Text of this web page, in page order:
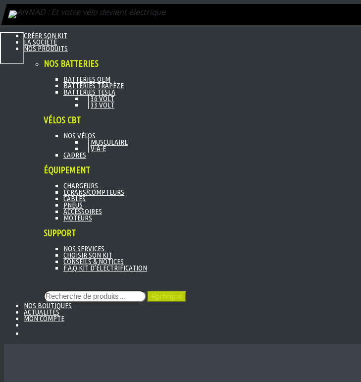
Menu
CRÉER SON KIT
LA SOCIÉTÉ
NOS PRODUITS
NOS BATTERIES
BATTERIES OEM
BATTERIES TRAPÈZE
BATTERIES TESLA
36 VOLT
33 VOLT
VÉLOS CBT
NOS VÉLOS
MUSCULAIRE
V-A-E
CADRES
ÉQUIPEMENT
CHARGEURS
ÉCRANS/COMPTEURS
CÂBLES
PNEUS
ACCESSOIRES
MOTEURS
SUPPORT
NOS SERVICES
CHOISIR SON KIT
CONSEILS & NOTICES
F.A.Q KIT D’ÉLECTRIFICATION
Recherche
pour : Recherche
NOS BOUTIQUES
ACTUALITÉS
MON COMPTE